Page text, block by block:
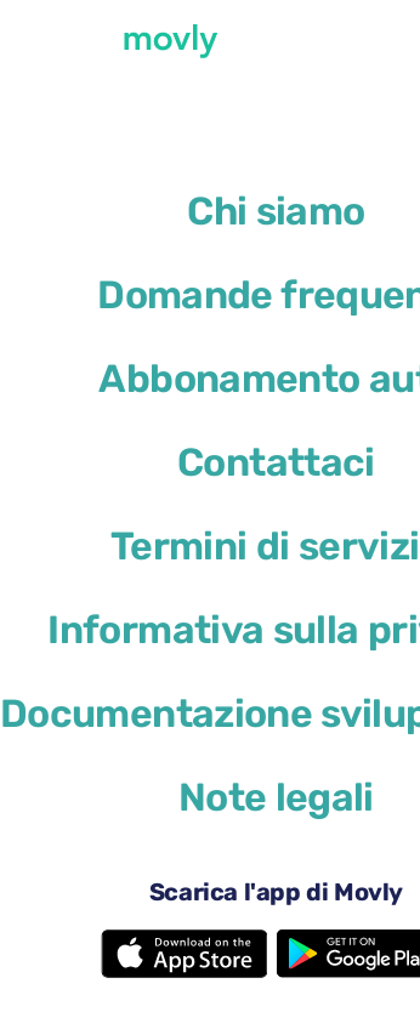
Chi siamo
Domande
Abbonamento
Contattaci
Termini di
Informativa sulla
Documentazione
Note legali
Scarica l'app di Movly
Tutte le auto disponibili
Noleggio
o simile
4 porte
Telecamera posteriore
Aggiungi comodi